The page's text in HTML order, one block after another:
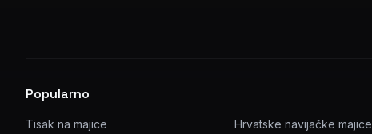
Popularno
Tisak na majice Hrvatske navijačke majice